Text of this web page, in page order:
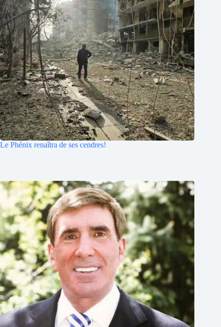
Le Phénix renaîtra de ses cendres!